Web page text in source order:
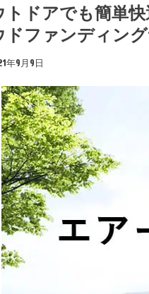
トドアでも簡単
ドファンディン
年9月9日